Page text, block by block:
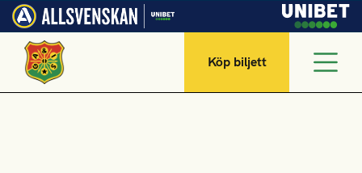
Köp biljett